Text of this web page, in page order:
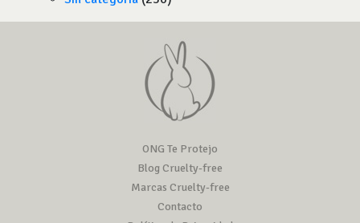
ONG Te Protejo
Blog Cruelty-free
Marcas Cruelty-free
Contacto